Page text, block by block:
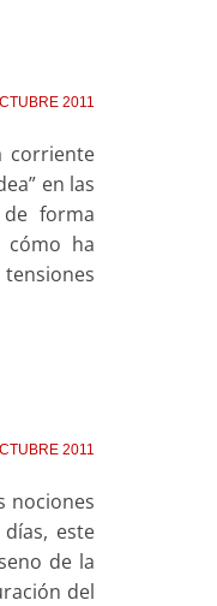
2011
corriente
en las
forma
cómo ha
2011
nociones
este
de la
del